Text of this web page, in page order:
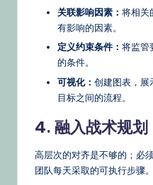
关联影响因素： 将相关
有影响的因素。
定义约束条件： 将监管
的条件。
可视化： 创建图表，
目标之间的流程。
4. 融入战术规划
高层次的对齐是不够的；必
团队每天采取的可执行步骤。